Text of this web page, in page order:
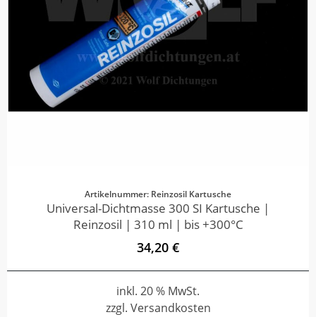
Artikelnummer: Reinzosil Kartusche
Universal-Dichtmasse 300 SI Kartusche |
Reinzosil | 310 ml | bis +300°C
34,20 €
inkl. 20 % MwSt.
zzgl. Versandkosten